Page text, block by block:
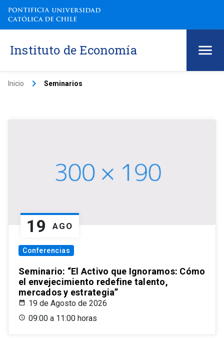
Instituto de Economía
Inicio keyboard_arrow_right Seminarios
19 AGO
Conferencias
Seminario: “El Activo que Ignoramos: Cómo
el envejecimiento redefine talento,
mercados y estrategia”
19 de Agosto de 2026
09:00 a 11:00 horas